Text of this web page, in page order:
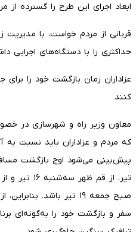
ابعاد اجرای این طرح را گسترده از
قربانی از مردم خواست، با
حداکثری را با دستگاه‌های اجرایی
عزاداران زمان بازگشت خود را برای
کنند
معاون وزیر راه و شهرسازی در
که مردم و عزاداران باید نسبت
صبح جمعه ۱۹ تیر باشد.
سفر و بازگشت خود را به‌گونه‌ای